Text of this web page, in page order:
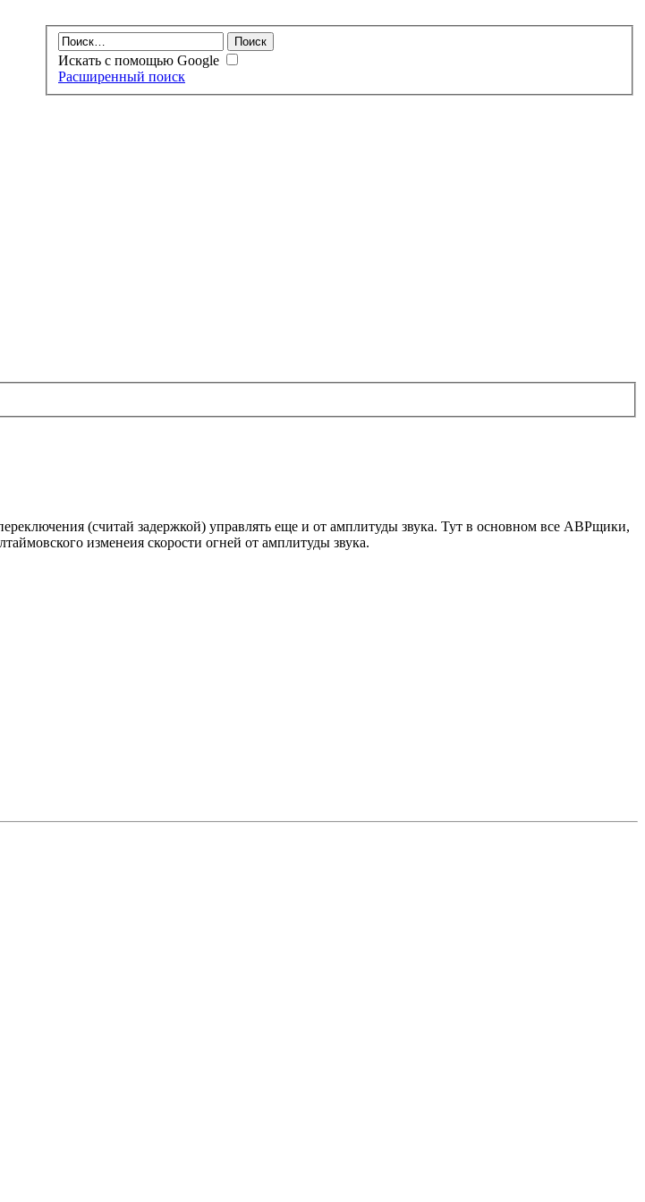
Искать с помощью Google
Расширенный поиск
(считай задержкой) управлять еще и от амплитуды звука. Тут в основном все АВРщики,
изменеия скорости огней от амплитуды звука.